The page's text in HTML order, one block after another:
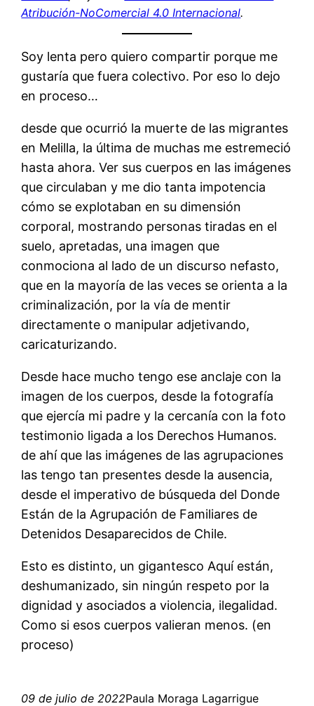
Atribución-NoComercial 4.0 Internacional.
Soy lenta pero quiero compartir porque me
gustaría que fuera colectivo. Por eso lo dejo
en proceso…
desde que ocurrió la muerte de las migrantes
en Melilla, la última de muchas me estremeció
hasta ahora. Ver sus cuerpos en las imágenes
que circulaban y me dio tanta impotencia
cómo se explotaban en su dimensión
corporal, mostrando personas tiradas en el
suelo, apretadas, una imagen que
conmociona al lado de un discurso nefasto,
que en la mayoría de las veces se orienta a la
criminalización, por la vía de mentir
directamente o manipular adjetivando,
caricaturizando.
Desde hace mucho tengo ese anclaje con la
imagen de los cuerpos, desde la fotografía
que ejercía mi padre y la cercanía con la foto
testimonio ligada a los Derechos Humanos.
de ahí que las imágenes de las agrupaciones
las tengo tan presentes desde la ausencia,
desde el imperativo de búsqueda del Donde
Están de la Agrupación de Familiares de
Detenidos Desaparecidos de Chile.
Esto es distinto, un gigantesco Aquí están,
deshumanizado, sin ningún respeto por la
dignidad y asociados a violencia, ilegalidad.
Como si esos cuerpos valieran menos. (en
proceso)
09 de julio de 2022Paula Moraga Lagarrigue